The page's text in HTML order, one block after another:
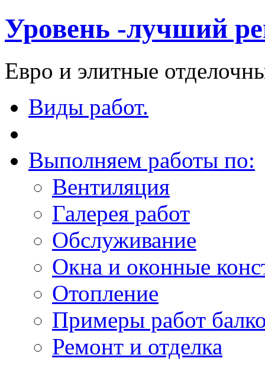
Уровень -лучший
Евро и элитные
Виды работ.
Выполняем работы по:
Вентиляция
Галерея работ
Обслуживание
Окна и оконные
Отопление
Примеры работ
Ремонт и отделка